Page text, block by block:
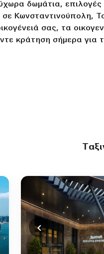
δωμάτια, επιλογές
Κωνσταντινούπολη,
σας, τα
κράτηση σήμερα για